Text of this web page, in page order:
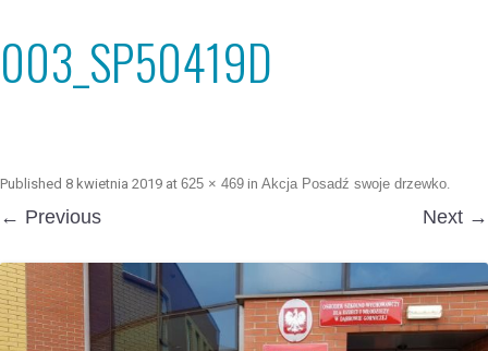
003_SP50419D
Published 8 kwietnia 2019 at 625 × 469 in Akcja Posadź swoje drzewko.
← Previous Next →